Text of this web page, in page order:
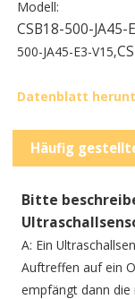
Modell:
CSB18-500-JA45-
500-JA45-E3-V15,
Datenblatt
Häufig
Bitte
A: Ein
Auftreffen auf ein
empfängt dann